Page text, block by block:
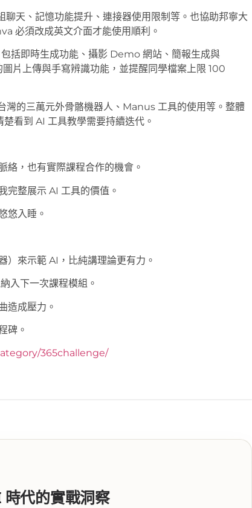
聊天、記憶功能提升、連接器使用限制等。也協助邦寧大
必須改成英文介面才能使用順利。
括即時生成功能、攝影 Demo 網站、簡報生成與
片上傳與手寫辨識功能，並提醒同學檔案上限 100
的三萬元外骨骼機器人、Manus 工具的使用等。整體
看到 AI 工具教學需要持續迭代。
絡，也有實際課程合作的機會。
完整展示 AI 工具的價值。
悠入睡。
）來示範 AI，比純講理論更有力。
入下一次課程模組。
造成壓力。
碑。
365challenge/
代的實戰洞察